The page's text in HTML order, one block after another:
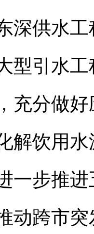
深供水
型引水
充分做
解饮用
一步推
动跨市